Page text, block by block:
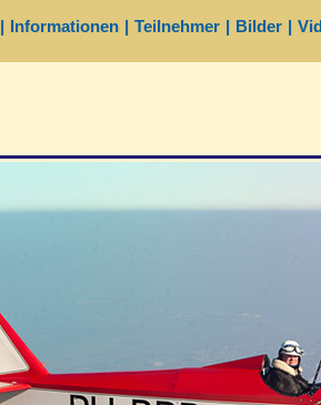
| Informationen | Teilnehmer | Bilder |